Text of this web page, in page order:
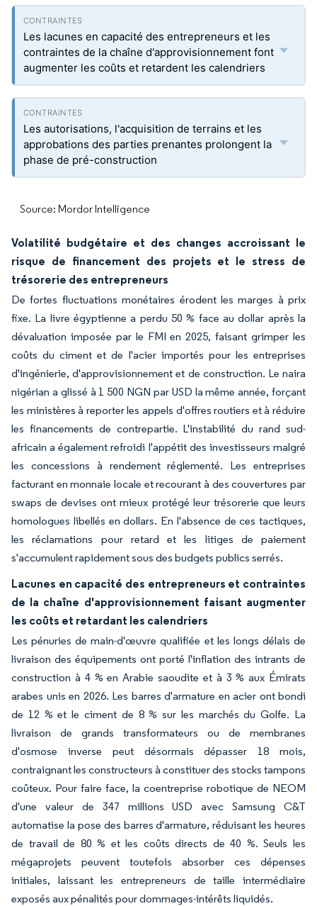
Les lacunes en capacité des entrepreneurs et les
contraintes de la chaîne d'approvisionnement font
augmenter les coûts et retardent les calendriers
Les autorisations, l'acquisition de terrains et les
approbations des parties prenantes prolongent la
phase de pré-construction
Source: Mordor Intelligence
Volatilité budgétaire et des changes accroissant le
risque de financement des projets et le stress de
trésorerie des entrepreneurs
De fortes fluctuations monétaires érodent les marges à prix
fixe. La livre égyptienne a perdu 50 % face au dollar après la
dévaluation imposée par le FMI en 2025, faisant grimper les
coûts du ciment et de l'acier importés pour les entreprises
d'ingénierie, d'approvisionnement et de construction. Le naira
nigérian a glissé à 1 500 NGN par USD la même année, forçant
les ministères à reporter les appels d'offres routiers et à réduire
les financements de contrepartie. L'instabilité du rand sud-
africain a également refroidi l'appétit des investisseurs malgré
les concessions à rendement réglementé. Les entreprises
facturant en monnaie locale et recourant à des couvertures par
swaps de devises ont mieux protégé leur trésorerie que leurs
homologues libellés en dollars. En l'absence de ces tactiques,
les réclamations pour retard et les litiges de paiement
s'accumulent rapidement sous des budgets publics serrés.
Lacunes en capacité des entrepreneurs et contraintes
de la chaîne d'approvisionnement faisant augmenter
les coûts et retardant les calendriers
Les pénuries de main-d'œuvre qualifiée et les longs délais de
livraison des équipements ont porté l'inflation des intrants de
construction à 4 % en Arabie saoudite et à 3 % aux Émirats
arabes unis en 2026. Les barres d'armature en acier ont bondi
de 12 % et le ciment de 8 % sur les marchés du Golfe. La
livraison de grands transformateurs ou de membranes
d'osmose inverse peut désormais dépasser 18 mois,
contraignant les constructeurs à constituer des stocks tampons
coûteux. Pour faire face, la coentreprise robotique de NEOM
d'une valeur de 347 millions USD avec Samsung C&T
automatise la pose des barres d'armature, réduisant les heures
de travail de 80 % et les coûts directs de 40 %. Seuls les
mégaprojets peuvent toutefois absorber ces dépenses
initiales, laissant les entrepreneurs de taille intermédiaire
exposés aux pénalités pour dommages-intérêts liquidés.